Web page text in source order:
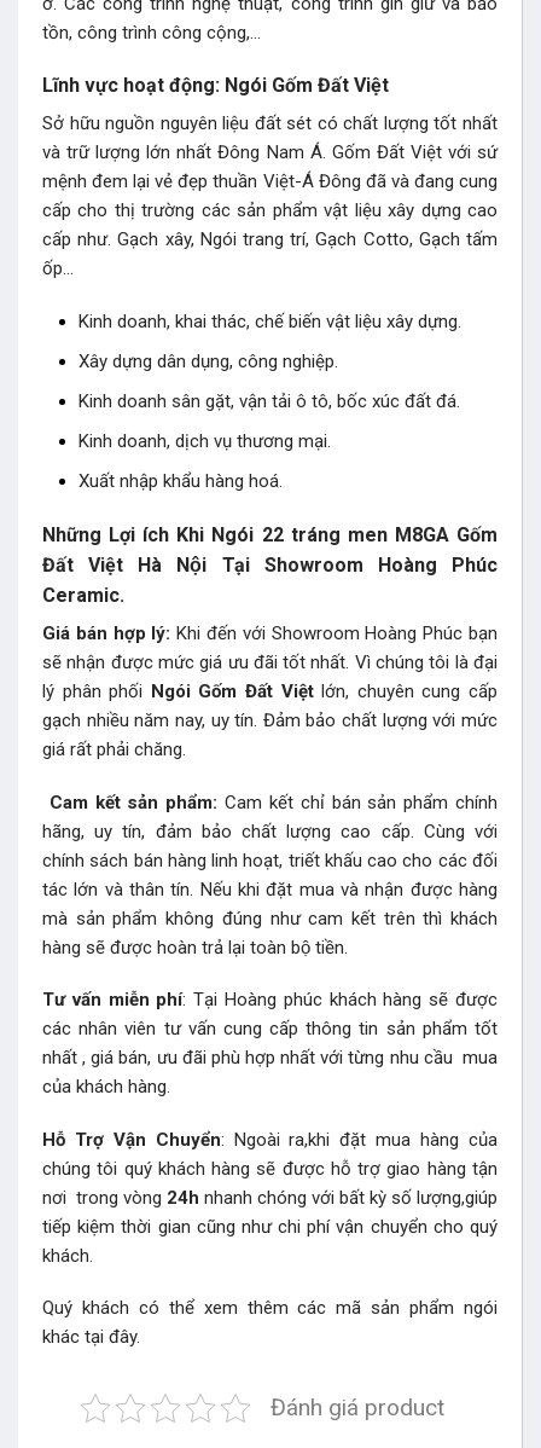
tồn, công trình công cộng,…
Lĩnh vực hoạt động: Ngói Gốm Đất Việt
Sở hữu nguồn nguyên liệu đất sét có chất lượng tốt nhất
và trữ lượng lớn nhất Đông Nam Á. Gốm Đất Việt với sứ
mệnh đem lại vẻ đẹp thuần Việt-Á Đông đã và đang cung
cấp cho thị trường các sản phẩm vật liệu xây dựng cao
cấp như. Gạch xây, Ngói trang trí, Gạch Cotto, Gạch tấm
ốp…
Kinh doanh, khai thác, chế biến vật liệu xây dựng.
Xây dựng dân dụng, công nghiệp.
Kinh doanh sân gặt, vận tải ô tô, bốc xúc đất đá.
Kinh doanh, dịch vụ thương mại.
Xuất nhập khẩu hàng hoá.
Những Lợi ích Khi Ngói 22 tráng men M8GA Gốm
Đất Việt Hà Nội Tại Showroom Hoàng Phúc
Ceramic.
Giá bán hợp lý:Khi đến với Showroom Hoàng Phúc bạn
sẽ nhận được mức giá ưu đãi tốt nhất. Vì chúng tôi là đại
lý phân phối Ngói Gốm Đất Việtlớn, chuyên cung cấp
gạch nhiều năm nay, uy tín. Đảm bảo chất lượng với mức
giá rất phải chăng.
Cam kết sản phẩm: Cam kết chỉ bán sản phẩm chính
hãng, uy tín, đảm bảo chất lượng cao cấp. Cùng với
chính sách bán hàng linh hoạt, triết khấu cao cho các đối
tác lớn và thân tín. Nếu khi đặt mua và nhận được hàng
mà sản phẩm không đúng như cam kết trên thì khách
hàng sẽ được hoàn trả lại toàn bộ tiền.
Tư vấn miễn phí: Tại Hoàng phúc khách hàng sẽ được
các nhân viên tư vấn cung cấp thông tin sản phẩm tốt
nhất , giá bán, ưu đãi phù hợp nhất với từng nhu cầu mua
của khách hàng.
Hỗ Trợ Vận Chuyển: Ngoài ra,khi đặt mua hàng của
chúng tôi quý khách hàng sẽ được hỗ trợ giao hàng tận
nơi trong vòng 24h nhanh chóng với bất kỳ số lượng,giúp
tiếp kiệm thời gian cũng như chi phí vận chuyển cho quý
khách.
Quý khách có thể xem thêm các mã sản phẩm ngói
khác tại đây.
Đánh giá product